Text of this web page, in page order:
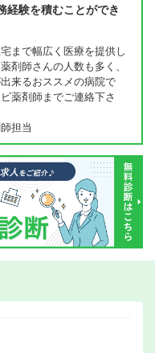
経験を積むことができ
まで幅広く医療を提供し
剤師さんの人数も多く、
来るおススメの病院で
薬剤師までご連絡下さ
担当